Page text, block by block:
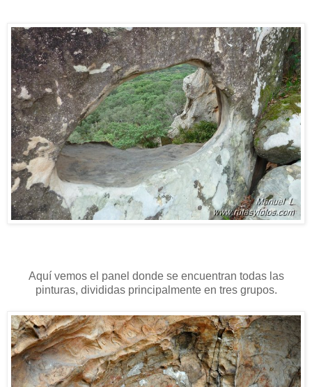
Aquí vemos el panel donde se encuentran todas las
pinturas, divididas principalmente en tres grupos.